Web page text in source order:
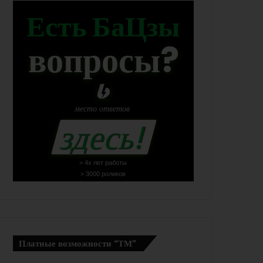
Есть БаЦзы
вопросы?
место ответов
здесь!
> 3000 роликов
> 4х лет работы
Платные возможности “ТМ”